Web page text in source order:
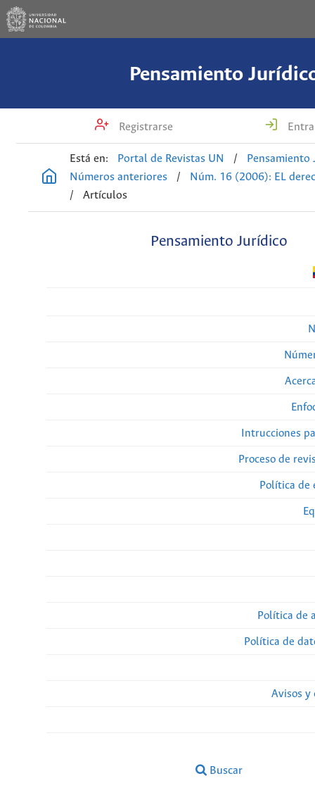
Pensamiento
Registrarse
Está en: Portal de Revistas UN /
Pensamiento
Números anteriores
/
Núm. 16 (2006): EL
/
Artículos
Pensamiento Jurídico
Intrucciones
Proceso de
Política
Política de
Política de
Avisos y
Buscar